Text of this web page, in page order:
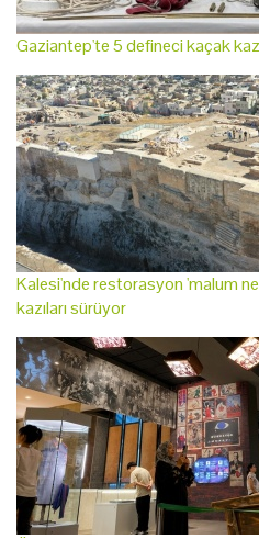
Gaziantep'te 5 defineci kaçak
Kalesi'nde restorasyon 'malum
kazıları sürüyor